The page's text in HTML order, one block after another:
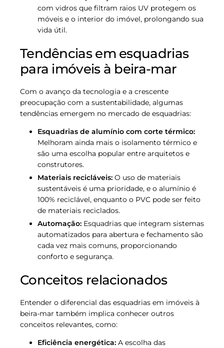
com vidros que filtram raios UV protegem os
móveis e o interior do imóvel, prolongando sua
vida útil.
Tendências em esquadrias
para imóveis à beira-mar
Com o avanço da tecnologia e a crescente
preocupação com a sustentabilidade, algumas
tendências emergem no mercado de esquadrias:
Esquadrias de alumínio com corte térmico:
Melhoram ainda mais o isolamento térmico e
são uma escolha popular entre arquitetos e
construtores.
Materiais recicláveis: O uso de materiais
sustentáveis é uma prioridade, e o alumínio é
100% reciclável, enquanto o PVC pode ser feito
de materiais reciclados.
Automação: Esquadrias que integram sistemas
automatizados para abertura e fechamento são
cada vez mais comuns, proporcionando
conforto e segurança.
Conceitos relacionados
Entender o diferencial das esquadrias em imóveis à
beira-mar também implica conhecer outros
conceitos relevantes, como:
Eficiência energética: A escolha das